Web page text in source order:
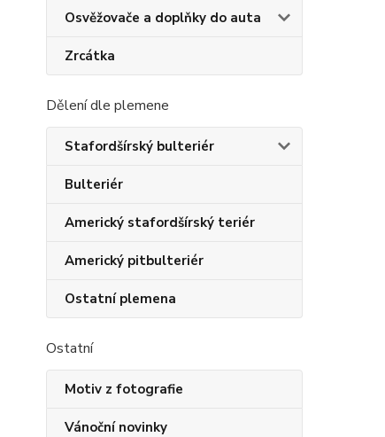
Osvěžovače a doplňky do auta
Zrcátka
Dělení dle plemene
Stafordšírský bulteriér
Bulteriér
Americký stafordšírský teriér
Americký pitbulteriér
Ostatní plemena
Ostatní
Motiv z fotografie
Vánoční novinky